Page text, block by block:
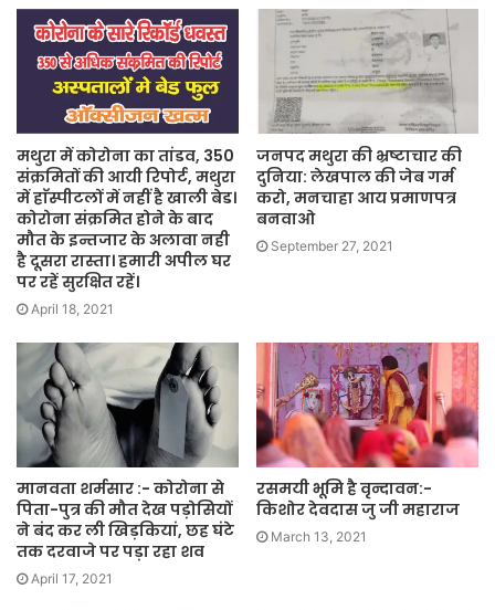
मथुरा में कोरोना का तांडव, 350
संक्रमितों की आयी रिपोर्ट, मथुरा
में हाॅस्पीटलों में नहीं है खाली बेड।
कोरोना संक्रमित होने के बाद
मौत के इन्तजार के अलावा नही
है दूसरा रास्ता। हमारी अपील घर
पर रहें सुरक्षित रहें।
April 18, 2021
जनपद मथुरा की भ्रष्टाचार की
दुनिया: लेखपाल की जेब गर्म
करो, मनचाहा आय प्रमाणपत्र
बनवाओ
September 27, 2021
मानवता शर्मसार :- कोरोना से
पिता-पुत्र की मौत देख पड़ोसियों
ने बंद कर ली खिड़कियां, छह घंटे
तक दरवाजे पर पड़ा रहा शव
April 17, 2021
रसमयी भूमि है वृन्दावन:-
किशोर देवदास जु जी महाराज
March 13, 2021